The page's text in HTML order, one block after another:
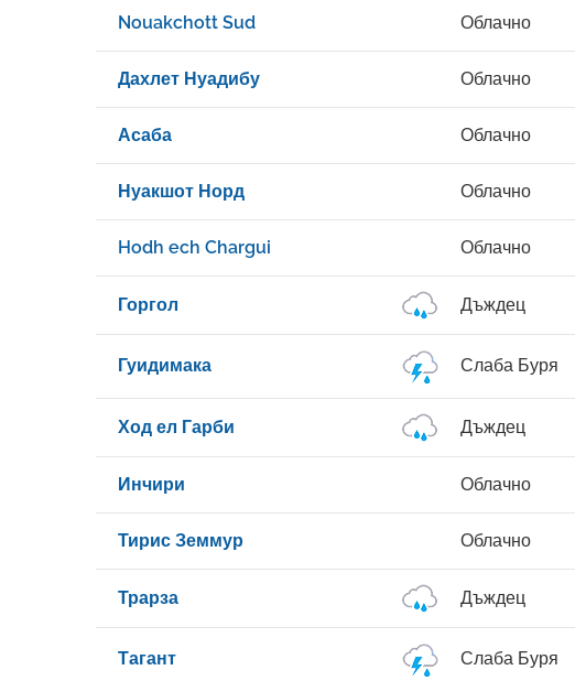
Nouakchott Sud Облачно
Дахлет Нуадибу Облачно
Асаба Облачно
Нуакшот Норд Облачно
Hodh ech Chargui Облачно
Горгол Дъждец
Гуидимака Слаба Буря
Ход ел Гарби Дъждец
Инчири Облачно
Тирис Земмур Облачно
Трарза Дъждец
Тагант Слаба Буря